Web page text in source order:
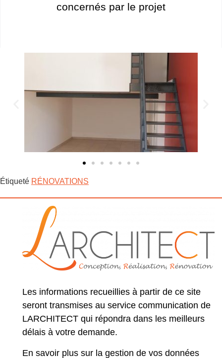
concernés par le projet
Étiqueté RÉNOVATIONS
Les informations recueillies à partir de ce site
seront transmises au service communication de
LARCHITECT qui répondra dans les meilleurs
délais à votre demande.
En savoir plus sur la gestion de vos données